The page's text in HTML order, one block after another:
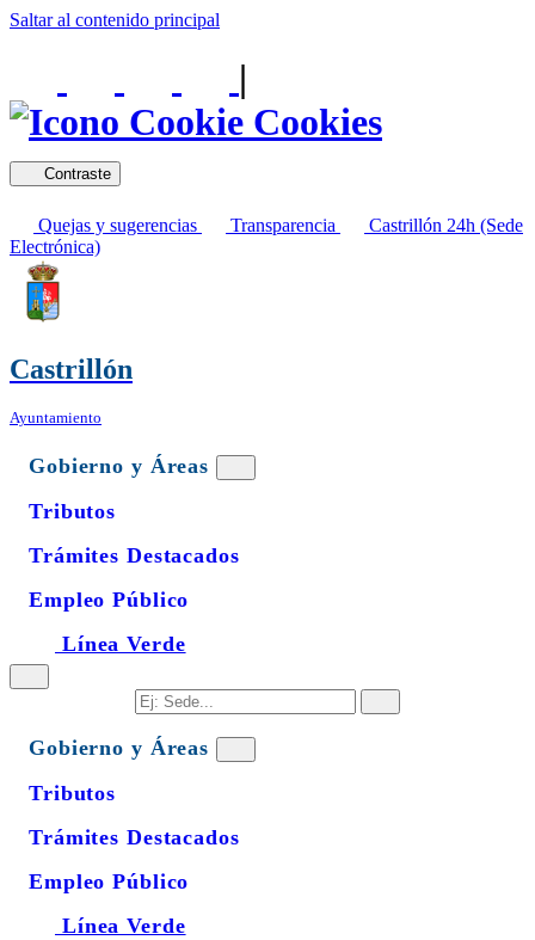
Saltar al contenido principal
|
Cookies
Contraste
Quejas y sugerencias Transparencia
Castrillón 24h (Sede
Electrónica)
Castrillón
Ayuntamiento
Gobierno y Áreas
Tributos
Trámites Destacados
Empleo Público
Línea Verde
Gobierno y Áreas
Tributos
Trámites Destacados
Empleo Público
Línea Verde